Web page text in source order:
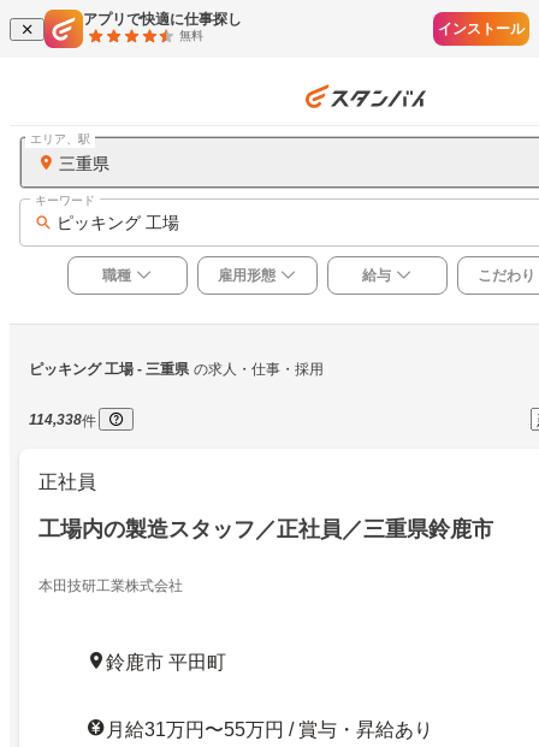
アプリで快適に仕事探し
無料 インストール
三重県
エリア、駅
ピッキング 工場
キーワード
職種 雇用形態 給与 こだわり
ピッキング 工場 - 三重県 の求人・仕事・採用
114,338件
正社員
工場内の製造スタッフ／正社員／三重県鈴鹿市
本田技研工業株式会社
鈴鹿市 平田町
月給31万円〜55万円 / 賞与・昇給あり